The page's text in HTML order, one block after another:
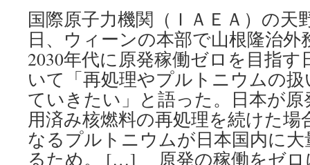
報
拡
散
中！
via
ベ
ス
ト
ア
ン
ド
国際原子力機関（ＩＡＥＡ）の天
日、ウィーンの本部で山根隆治外
2030年代に原発稼働ゼロを目指
いて「再処理やプルトニウムの
ていきたい」と語った。日本が
用済み核燃料の再処理を続けた場
なるプルトニウムが日本国内に
るため。 […] 原発の稼働をゼロ